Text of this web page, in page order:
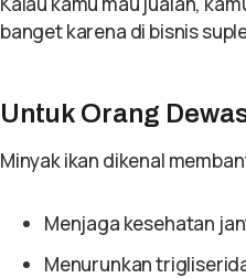
banget karena di bisnis
Untuk Orang
Minyak ikan dikenal
Menjaga kesehatan
Menurunkan